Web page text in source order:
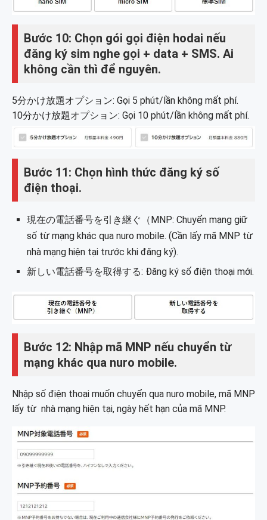
Bước 10: Chọn gói gọi điện hodai nếu
đăng ký sim nghe gọi + data + SMS. Ai
không cần thì để nguyên.
5分かけ放題オプション: Gọi 5 phút/lần không mất phí.
10分かけ放題オプション: Gọi 10 phút/lần không mất phí.
Bước 11: Chọn hình thức đăng ký số
điện thoại.
現在の電話番号を引き継ぐ（MNP: Chuyển mạng giữ
số từ mạng khác qua nuro mobile. (Cần lấy mã MNP từ
nhà mạng hiện tại trước khi đăng ký).
新しい電話番号を取得する: Đăng ký số điện thoại mới.
Bước 12: Nhập mã MNP nếu chuyển từ
mạng khác qua nuro mobile.
Nhập số điện thoại muốn chuyển qua nuro mobile, mã MNP
lấy từ nhà mạng hiện tại, ngày hết hạn của mã MNP.